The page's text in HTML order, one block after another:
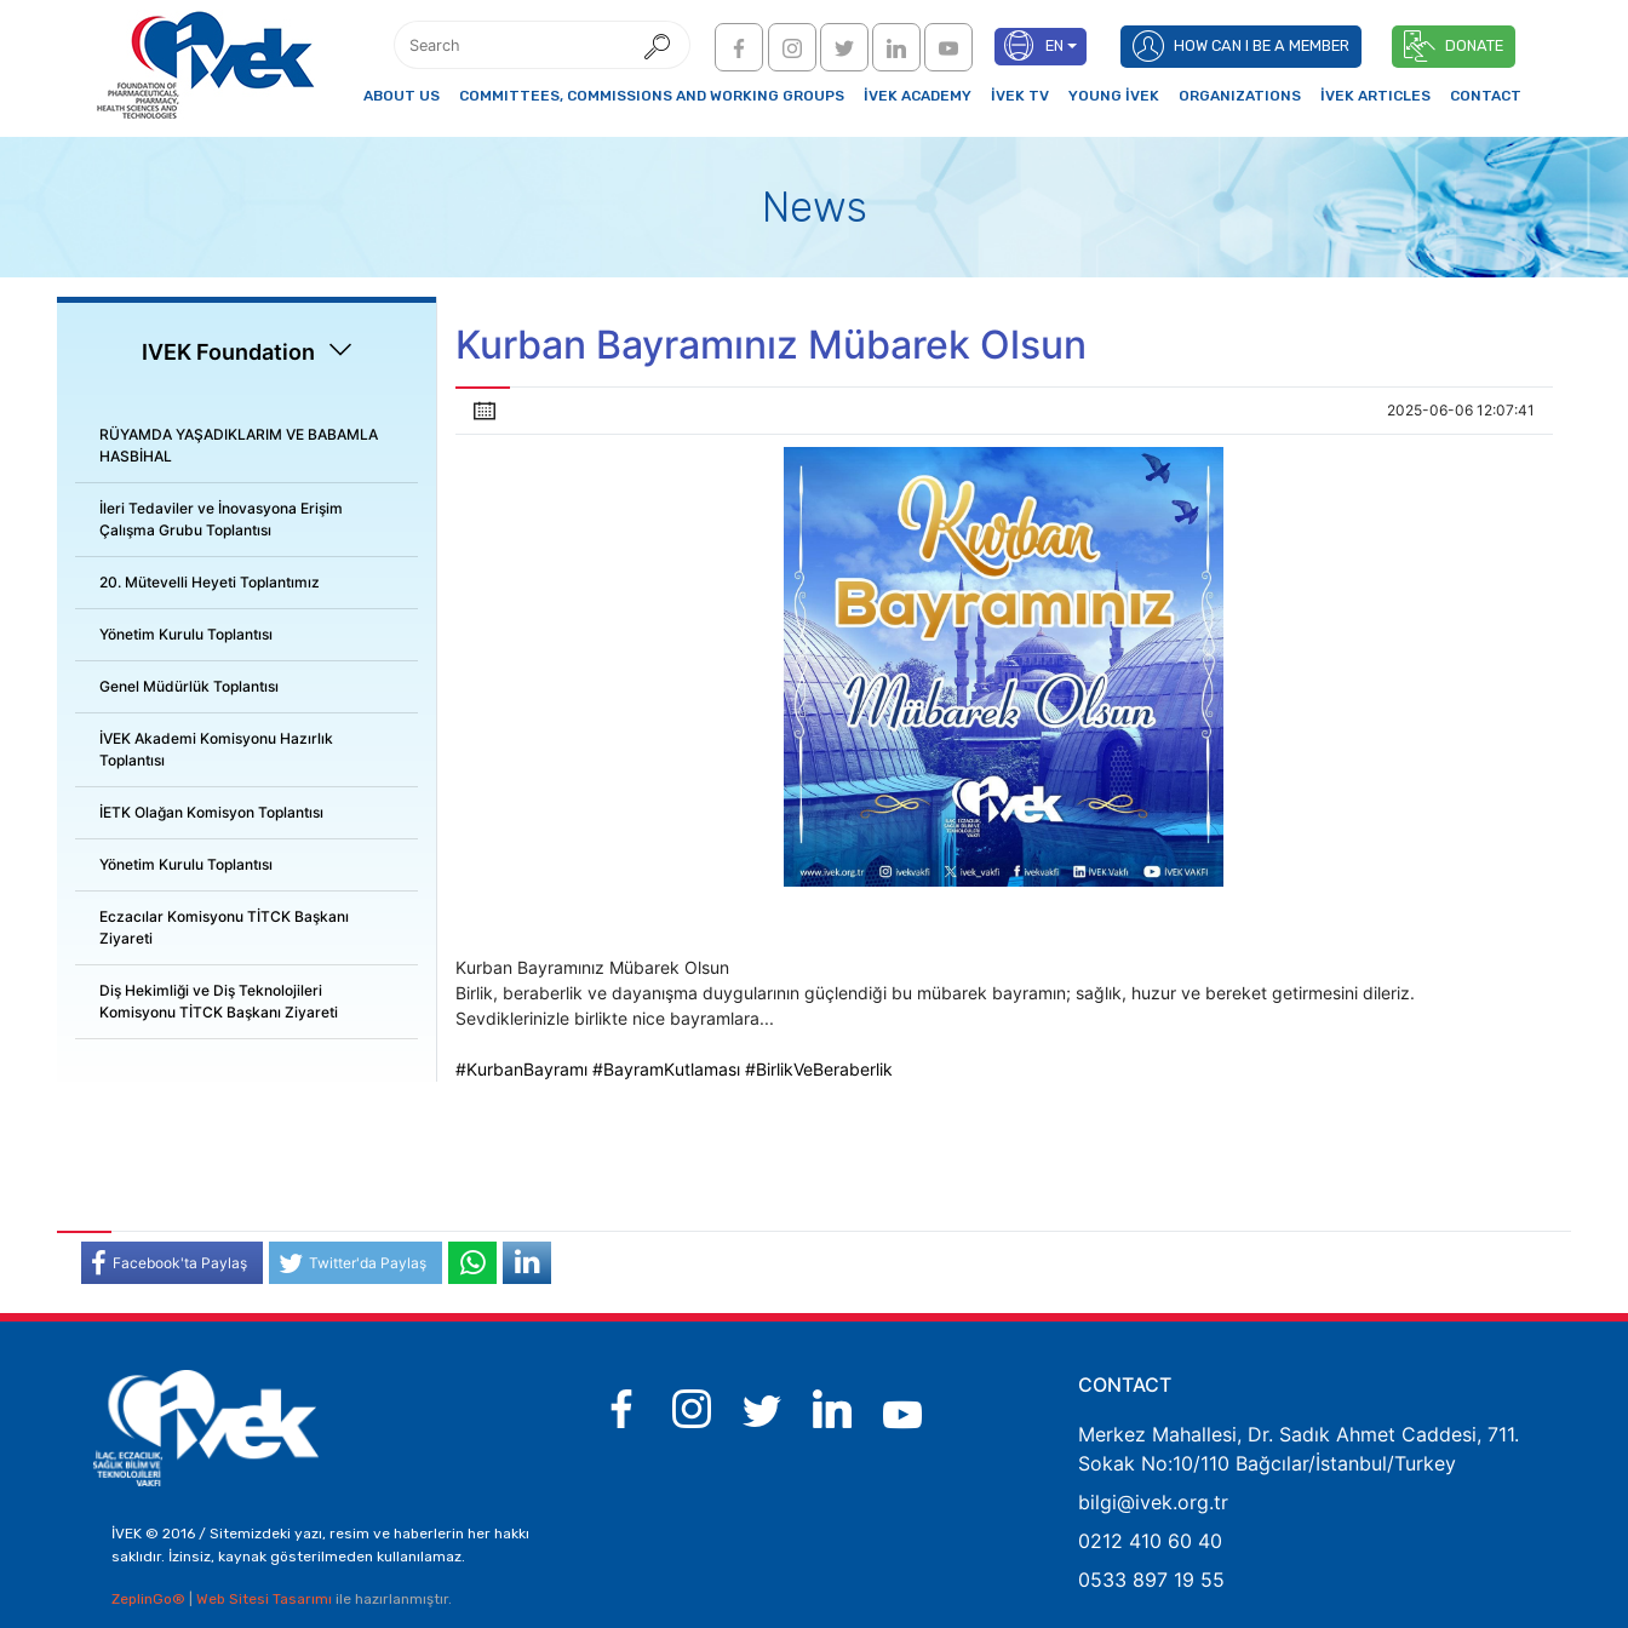
EN HOW CAN I BE A MEMBER DONATE
ABOUT US COMMITTEES, COMMISSIONS AND WORKING GROUPS İVEK ACADEMY İVEK TV YOUNG İVEK ORGANIZATIONS İVEK ARTICLES CONTACT
News
IVEK Foundation
RÜYAMDA YAŞADIKLARIM VE BABAMLA
HASBİHAL
İleri Tedaviler ve İnovasyona Erişim
Çalışma Grubu Toplantısı
20. Mütevelli Heyeti Toplantımız
Yönetim Kurulu Toplantısı
Genel Müdürlük Toplantısı
İVEK Akademi Komisyonu Hazırlık
Toplantısı
İETK Olağan Komisyon Toplantısı
Yönetim Kurulu Toplantısı
Eczacılar Komisyonu TİTCK Başkanı
Ziyareti
Diş Hekimliği ve Diş Teknolojileri
Komisyonu TİTCK Başkanı Ziyareti
Kurban Bayramınız Mübarek Olsun
2025-06-06 12:07:41
Kurban Bayramınız Mübarek Olsun
Birlik, beraberlik ve dayanışma duygularının güçlendiği bu mübarek bayramın; sağlık, huzur ve bereket getirmesini dileriz.
Sevdiklerinizle birlikte nice bayramlara...
#KurbanBayramı #BayramKutlaması #BirlikVeBeraberlik
Facebook'ta Paylaş Twitter'da Paylaş
İVEK © 2016 / Sitemizdeki yazı, resim ve haberlerin her hakkı
saklıdır. İzinsiz, kaynak gösterilmeden kullanılamaz.
ZeplinGo® |Web Sitesi Tasarımıile hazırlanmıştır.
CONTACT
Merkez Mahallesi, Dr. Sadık Ahmet Caddesi, 711.
Sokak No:10/110 Bağcılar/İstanbul/Turkey
bilgi@ivek.org.tr
0212 410 60 40
0533 897 19 55